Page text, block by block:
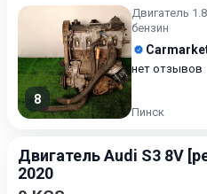
8
Двигатель
бензин
нет отзывов
Пинск
Двигатель Audi S3 8V
2020